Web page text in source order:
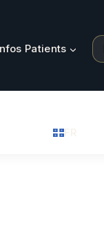
Patients
FR